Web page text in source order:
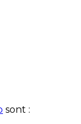
sont :